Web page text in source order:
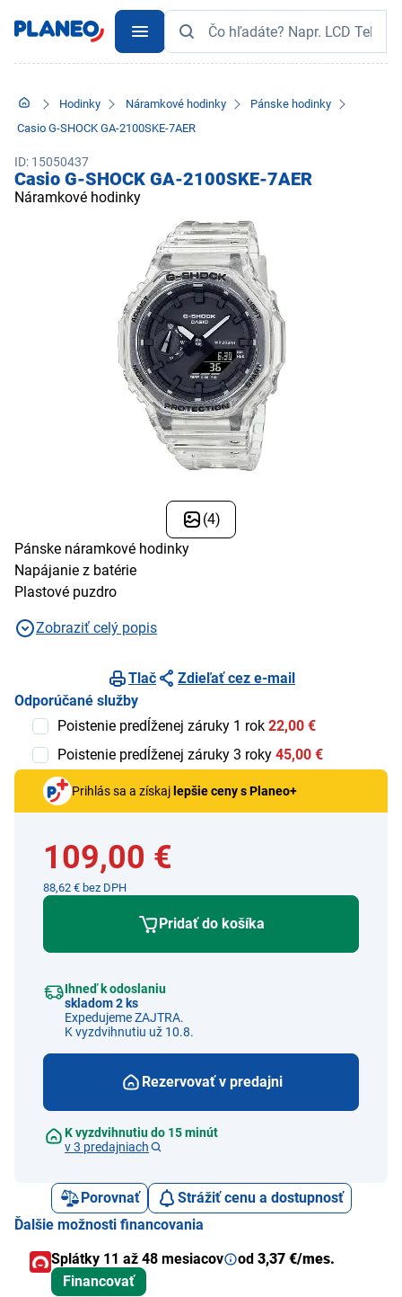
Hodinky Náramkové hodinky
Pánske hodinky
Casio G-SHOCK GA-2100SKE-7AER
ID: 15050437
Casio G-SHOCK GA-2100SKE-7AER
Náramkové hodinky
(4)
Pánske náramkové hodinky
Napájanie z batérie
Plastové puzdro
Zobraziť celý popis
Tlač
Zdieľať cez e-mail
Odporúčané služby
Poistenie predĺženej záruky 1 rok 22,00 €
Poistenie predĺženej záruky 3 roky 45,00 €
Prihlás sa a získaj lepšie ceny s Planeo+
109,00 €
88,62 € bez DPH
Pridať do košíka
Ihneď k odoslaniu
skladom 2 ks
Expedujeme ZAJTRA.
K vyzdvihnutiu už 10.8.
Rezervovať v predajni
K vyzdvihnutiu do 15 minút
v 3 predajniach
Porovnať
Strážiť cenu a dostupnosť
Ďalšie možnosti financovania
Splátky 11 až 48 mesiacov
od 3,37 €/mes.
Financovať